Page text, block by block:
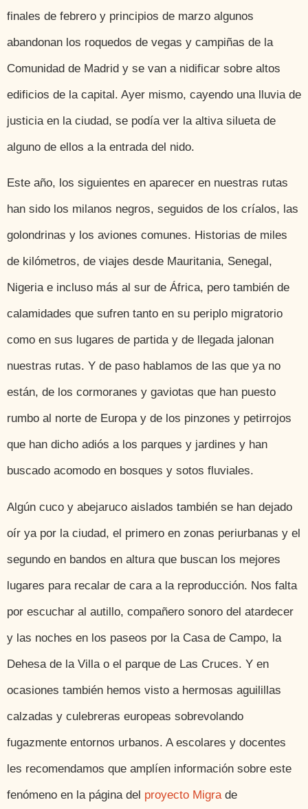
finales de febrero y principios de marzo algunos
abandonan los roquedos de vegas y campiñas de la
Comunidad de Madrid y se van a nidificar sobre altos
edificios de la capital. Ayer mismo, cayendo una lluvia de
justicia en la ciudad, se podía ver la altiva silueta de
alguno de ellos a la entrada del nido.
Este año, los siguientes en aparecer en nuestras rutas
han sido los milanos negros, seguidos de los críalos, las
golondrinas y los aviones comunes. Historias de miles
de kilómetros, de viajes desde Mauritania, Senegal,
Nigeria e incluso más al sur de África, pero también de
calamidades que sufren tanto en su periplo migratorio
como en sus lugares de partida y de llegada jalonan
nuestras rutas. Y de paso hablamos de las que ya no
están, de los cormoranes y gaviotas que han puesto
rumbo al norte de Europa y de los pinzones y petirrojos
que han dicho adiós a los parques y jardines y han
buscado acomodo en bosques y sotos fluviales.
Algún cuco y abejaruco aislados también se han dejado
oír ya por la ciudad, el primero en zonas periurbanas y el
segundo en bandos en altura que buscan los mejores
lugares para recalar de cara a la reproducción. Nos falta
por escuchar al autillo, compañero sonoro del atardecer
y las noches en los paseos por la Casa de Campo, la
Dehesa de la Villa o el parque de Las Cruces. Y en
ocasiones también hemos visto a hermosas aguilillas
calzadas y culebreras europeas sobrevolando
fugazmente entornos urbanos. A escolares y docentes
les recomendamos que amplíen información sobre este
fenómeno en la página del proyecto Migra de